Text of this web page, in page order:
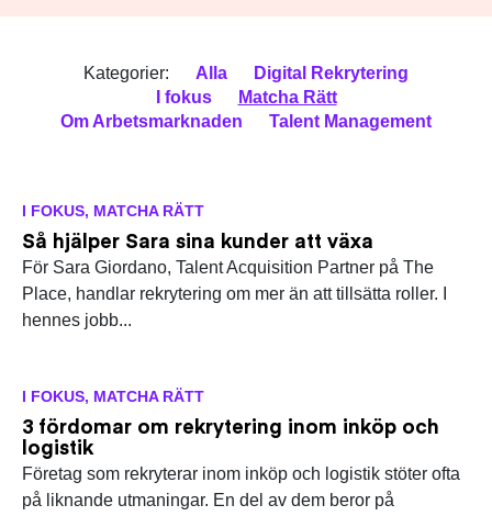
Kategorier: Alla
Digital Rekrytering
I fokus
Matcha Rätt
Om Arbetsmarknaden
Talent Management
I FOKUS, MATCHA RÄTT
Så hjälper Sara sina kunder att växa
För Sara Giordano, Talent Acquisition Partner på The
Place, handlar rekrytering om mer än att tillsätta roller. I
hennes jobb...
I FOKUS, MATCHA RÄTT
3 fördomar om rekrytering inom inköp och
logistik
Företag som rekryterar inom inköp och logistik stöter ofta
på liknande utmaningar. En del av dem beror på